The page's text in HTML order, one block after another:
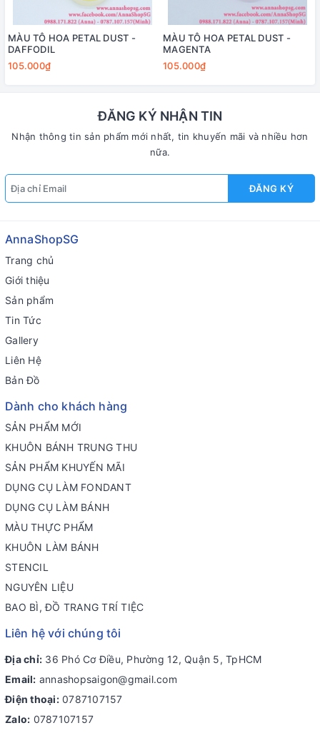
MÀU TÔ HOA PETAL DUST -
DAFFODIL
105.000₫
MÀU TÔ HOA PETAL DUST -
MAGENTA
105.000₫
ĐĂNG KÝ NHẬN TIN
Nhận thông tin sản phẩm mới nhất, tin khuyến mãi và nhiều hơn
nữa.
ĐĂNG KÝ
AnnaShopSG
Trang chủ
Giới thiệu
Sản phẩm
Tin Tức
Gallery
Liên Hệ
Bản Đồ
Dành cho khách hàng
SẢN PHẨM MỚI
KHUÔN BÁNH TRUNG THU
SẢN PHẨM KHUYẾN MÃI
DỤNG CỤ LÀM FONDANT
DỤNG CỤ LÀM BÁNH
MÀU THỰC PHẨM
KHUÔN LÀM BÁNH
STENCIL
NGUYÊN LIỆU
BAO BÌ, ĐỒ TRANG TRÍ TIỆC
Liên hệ với chúng tôi
Địa chỉ: 36 Phó Cơ Điều, Phường 12, Quận 5, TpHCM
Email: annashopsaigon@gmail.com
Điện thoại: 0787107157
Zalo: 0787107157